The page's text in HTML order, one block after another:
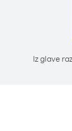
Iz glave